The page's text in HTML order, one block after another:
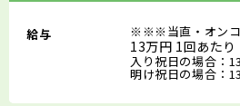
給与 ※※※当直・オン
13万円 1回あたり
入り祝日の場合：
明け祝日の場合：